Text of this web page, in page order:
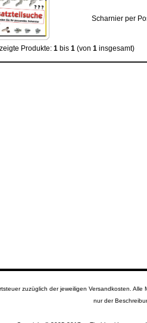
Scharnier per
Produkte: 1 bis 1 (von 1 insgesamt)
zuzüglich der jeweiligen Versandkosten.
nur der